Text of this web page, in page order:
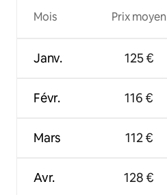
Mois
Janv.
Févr.
Mars
Avr.
Prix moyen
125 €
116 €
112 €
128 €